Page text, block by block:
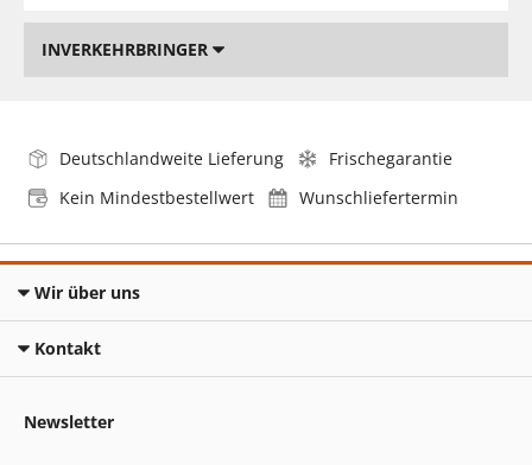
INVERKEHRBRINGER
Deutschlandweite Lieferung
Frischegarantie
Kein Mindestbestellwert
Wunschliefertermin
Wir über uns
Kontakt
Newsletter